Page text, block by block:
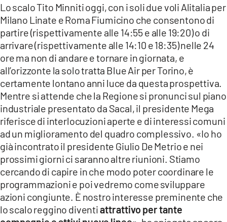
Lo scalo Tito Minniti oggi, con i soli due voli Alitalia per
Milano Linate e Roma Fiumicino che consentono di
partire (rispettivamente alle 14:55 e alle 19:20) o di
arrivare (rispettivamente alle 14:10 e 18:35) nelle 24
ore ma non di andare e tornare in giornata, e
all’orizzonte la solo tratta Blue Air per Torino, è
certamente lontano anni luce da questa prospettiva.
Mentre si attende che la Regione si pronunci sul piano
industriale presentato da Sacal, il presidente Mega
riferisce di interlocuzioni aperte e di interessi comuni
ad un miglioramento del quadro complessivo. «Io ho
già incontrato il presidente Giulio De Metrio e nei
prossimi giorni ci saranno altre riunioni. Stiamo
cercando di capire in che modo poter coordinare le
programmazioni e poi vedremo come sviluppare
azioni congiunte. È nostro interesse preminente che
lo scalo reggino diventiattrattivo per tante